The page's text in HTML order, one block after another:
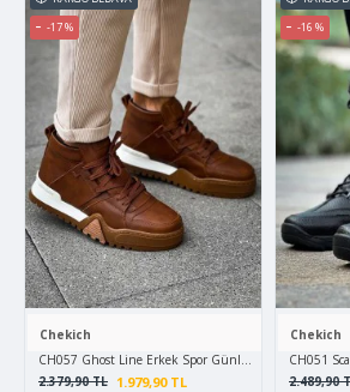
-17 %
Chekich
CH057 Ghost Line Erkek Spor Günlük Bağcıklı Cilt Bot
1.979,90 TL
2.379,90 TL
-16 %
Chekich
CH051
2.489,90